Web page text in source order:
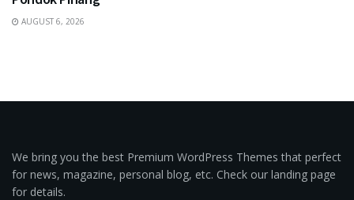
AUGUST 6, 2026
We bring you the best Premium WordPress Themes that perfect
for news, magazine, personal blog, etc. Check our landing page
for details.